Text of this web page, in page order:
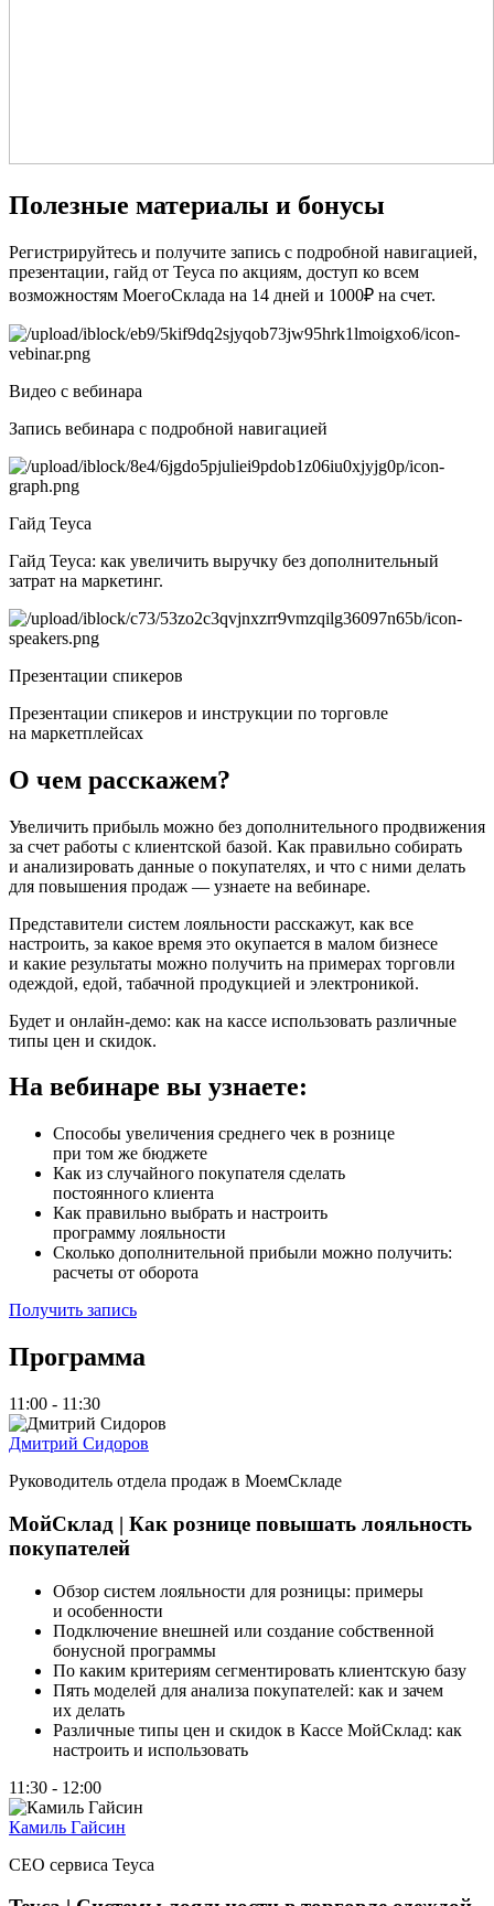
Полезные материалы и бонусы
Регистрируйтесь и получите запись с подробной навигацией,
презентации, гайд от Teyca по акциям, доступ ко всем
возможностям МоегоСклада на 14 дней и 1000₽ на счет.
Видео с вебинара
Запись вебинара c подробной навигацией
Гайд Teyca
Гайд Teyca: как увеличить выручку без дополнительный
затрат на маркетинг.
Презентации спикеров
Презентации спикеров и инструкции по торговле
на маркетплейсах
О чем расскажем?
Увеличить прибыль можно без дополнительного продвижения
за счет работы с клиентской базой. Как правильно собирать
и анализировать данные о покупателях, и что с ними делать
для повышения продаж — узнаете на вебинаре.
Представители систем лояльности расскажут, как все
настроить, за какое время это окупается в малом бизнесе
и какие результаты можно получить на примерах торговли
одеждой, едой, табачной продукцией и электроникой.
Будет и онлайн-демо: как на кассе использовать различные
типы цен и скидок.
На вебинаре вы узнаете:
Способы увеличения среднего чек в рознице
при том же бюджете
Как из случайного покупателя сделать
постоянного клиента
Как правильно выбрать и настроить
программу лояльности
Сколько дополнительной прибыли можно получить:
расчеты от оборота
Получить запись
Программа
11:00 - 11:30
Дмитрий Сидоров
Руководитель отдела продаж в МоемСкладе
МойСклад | Как рознице повышать лояльность
покупателей
Обзор систем лояльности для розницы: примеры
и особенности
Подключение внешней или создание собственной
бонусной программы
По каким критериям сегментировать клиентскую базу
Пять моделей для анализа покупателей: как и зачем
их делать
Различные типы цен и скидок в Кассе МойСклад: как
настроить и использовать
11:30 - 12:00
Камиль Гайсин
CEO сервиса Teyca